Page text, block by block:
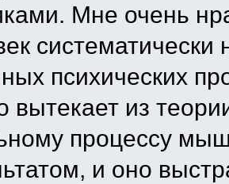
Мне очень
систематически
психических
вытекает из
процессу
и оно